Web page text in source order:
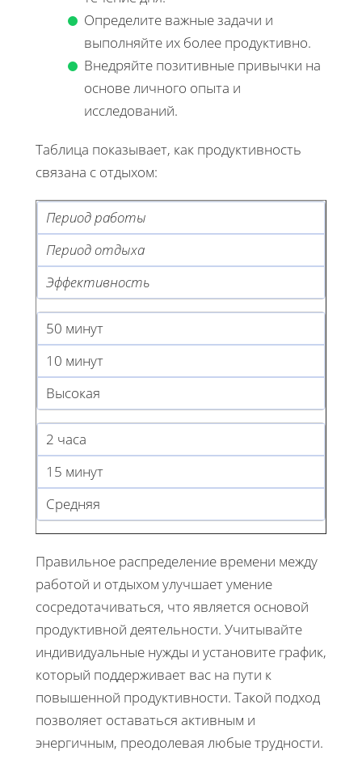
Определите важные задачи и
выполняйте их более продуктивно.
Внедряйте позитивные привычки на
основе личного опыта и
исследований.
Таблица показывает, как продуктивность
связана с отдыхом:
Период работы
Период отдыха
Эффективность
50 минут
10 минут
Высокая
2 часа
15 минут
Средняя
Правильное распределение времени между
работой и отдыхом улучшает умение
сосредотачиваться, что является основой
продуктивной деятельности. Учитывайте
индивидуальные нужды и установите график,
который поддерживает вас на пути к
повышенной продуктивности. Такой подход
позволяет оставаться активным и
энергичным, преодолевая любые трудности.